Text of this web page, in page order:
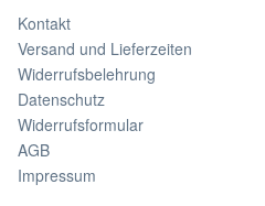
Kontakt
Versand und Lieferzeiten
Widerrufsbelehrung
Datenschutz
Widerrufsformular
AGB
Impressum